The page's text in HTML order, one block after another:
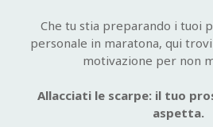
Che tu stia preparando i tuoi
personale in maratona, qui
motivazione per non
Allacciati le scarpe: il tuo
aspetta.